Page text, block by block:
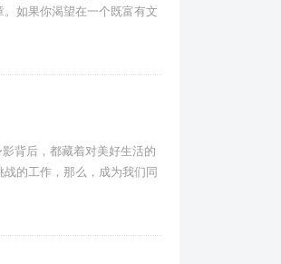
如果你渴望在一个既富有文
背后，都藏着对美好生活的
的工作，那么，成为我们同